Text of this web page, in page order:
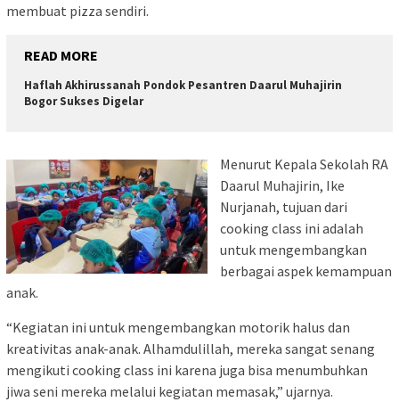
membuat pizza sendiri.
READ MORE
Haflah Akhirussanah Pondok Pesantren Daarul Muhajirin
Bogor Sukses Digelar
Menurut Kepala Sekolah RA
Daarul Muhajirin, Ike
Nurjanah, tujuan dari
cooking class ini adalah
untuk mengembangkan
berbagai aspek kemampuan
anak.
“Kegiatan ini untuk mengembangkan motorik halus dan
kreativitas anak-anak. Alhamdulillah, mereka sangat senang
mengikuti cooking class ini karena juga bisa menumbuhkan
jiwa seni mereka melalui kegiatan memasak,” ujarnya.